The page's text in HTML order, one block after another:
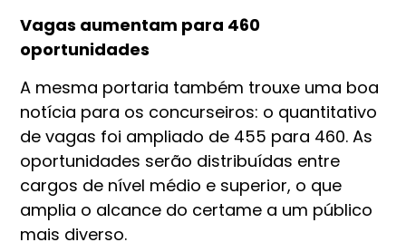
Vagas aumentam para 460
oportunidades
A mesma portaria também trouxe uma boa
notícia para os concurseiros: o quantitativo
de vagas foi ampliado de 455 para 460. As
oportunidades serão distribuídas entre
cargos de nível médio e superior, o que
amplia o alcance do certame a um público
mais diverso.